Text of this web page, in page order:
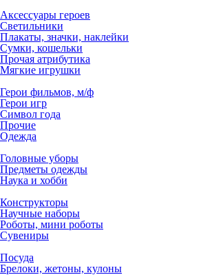
Аксессуары героев
Светильники
Плакаты, значки, наклейки
Сумки, кошельки
Прочая атрибутика
Мягкие игрушки
Герои фильмов, м/ф
Герои игр
Символ года
Прочие
Одежда
Головные уборы
Предметы одежды
Наука и хобби
Конструкторы
Научные наборы
Роботы, мини роботы
Сувениры
Посуда
Брелоки, жетоны, кулоны